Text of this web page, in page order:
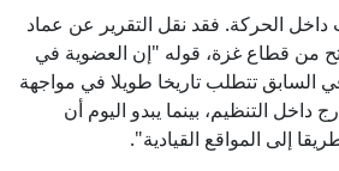
داخل الحركة. فقد نقل التقرير عن عماد
قطاع غزة، قوله "إن العضوية في
السابق تتطلب تاريخا طويلا في مواجهة
داخل التنظيم، بينما يبدو اليوم أن
إلى المواقع القيادية".